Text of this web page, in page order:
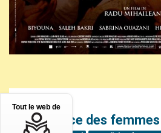
La source des femmes
Tout le web de